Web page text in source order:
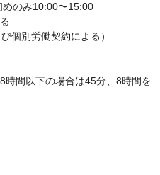
めのみ10:00〜15:00
個別労働契約による）
時間以下の場合は45分、8時間を